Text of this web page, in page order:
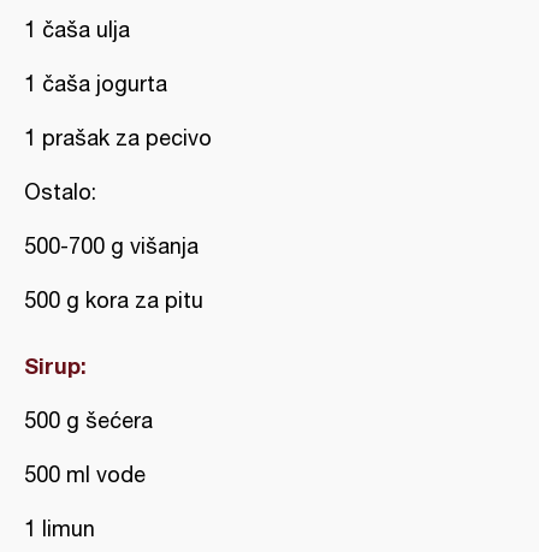
1 čaša ulja
1 čaša jogurta
1 prašak za pecivo
Ostalo:
500-700 g višanja
500 g kora za pitu
Sirup:
500 g šećera
500 ml vode
1 limun